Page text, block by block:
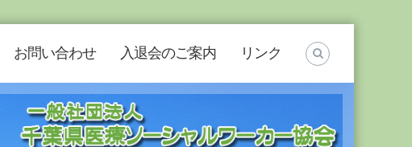
お問い合わせ 入退会のご案内 リンク